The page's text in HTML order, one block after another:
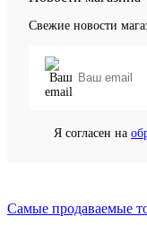
Свежие новости
Я согласен на
Самые продаваемые